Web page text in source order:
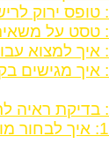
כתבת מידע 8: איך
כתבת מידע 10: איך